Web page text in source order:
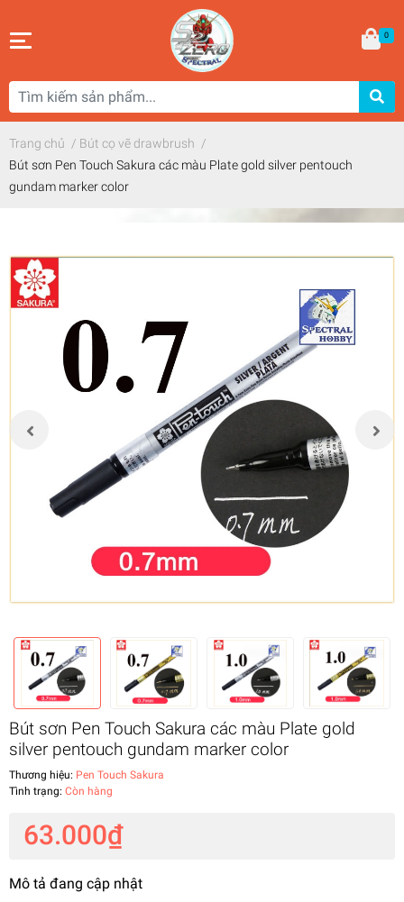
0
Trang chủ / Bút cọ vẽ drawbrush /
Bút sơn Pen Touch Sakura các màu Plate gold silver pentouch
gundam marker color
Bút sơn Pen Touch Sakura các màu Plate gold
silver pentouch gundam marker color
Thương hiệu: Pen Touch Sakura
Tình trạng: Còn hàng
63.000₫
Mô tả đang cập nhật